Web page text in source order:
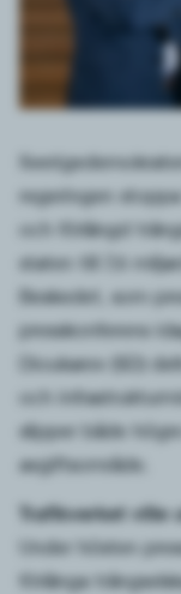
regeringen
och förlängd
staten till 7,6
Beskedet, som
presskonferens
Dioukarev (SD)
och
slipper både
avgiftsområde.
Trafikverket ville
Under hösten
förlänga